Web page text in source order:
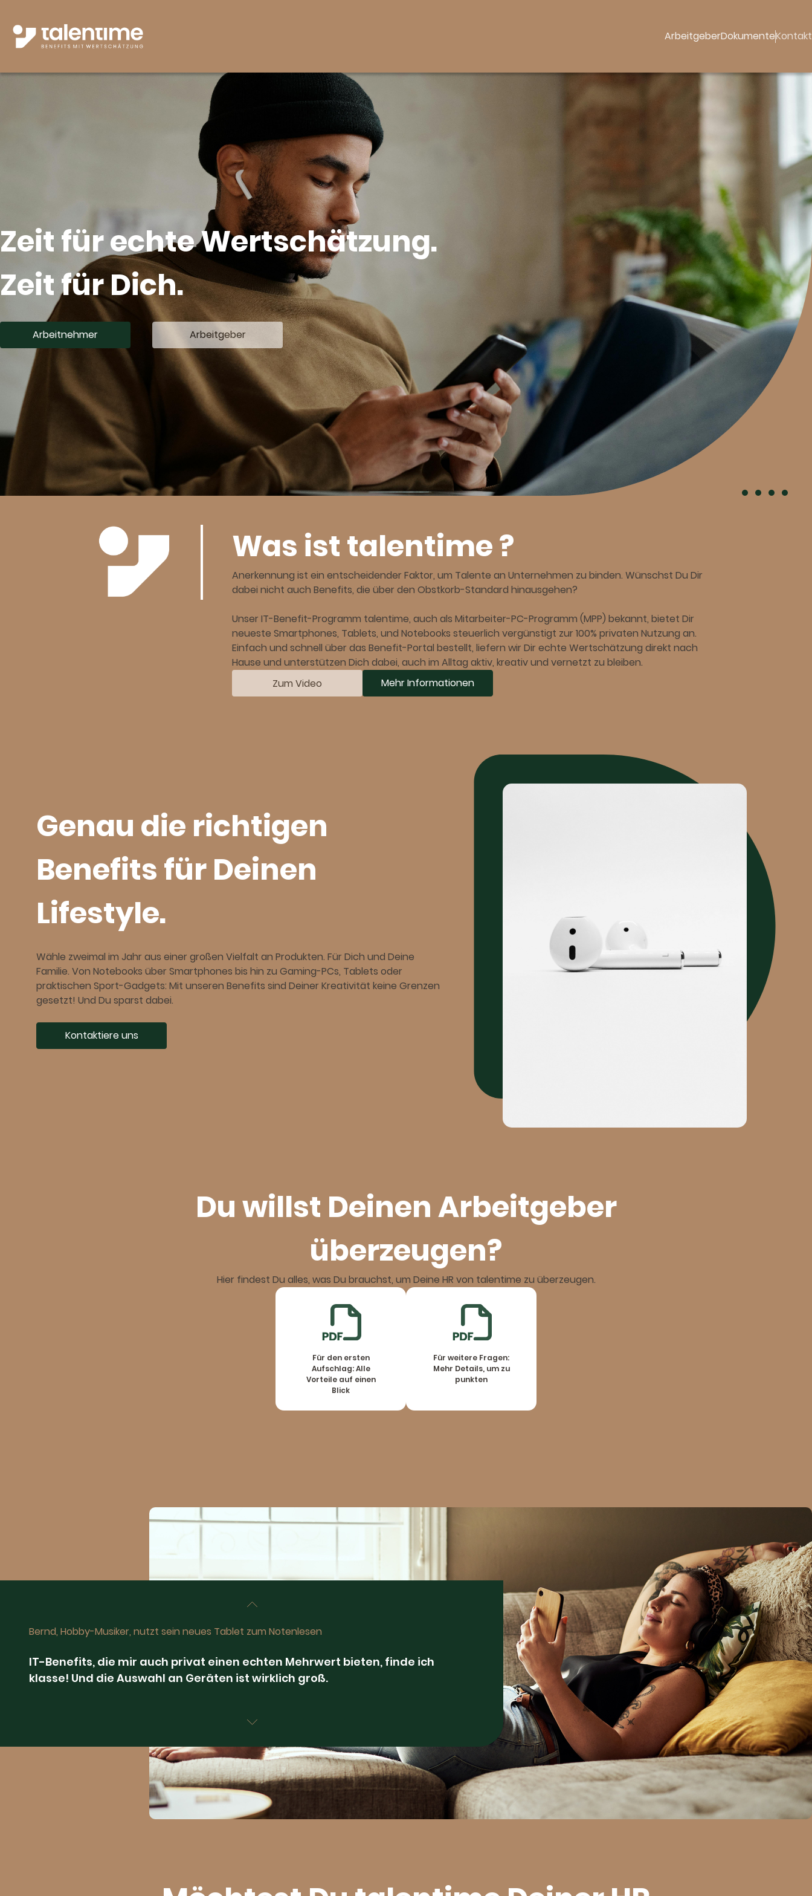
ArbeitgeberDokumenteKontakt
Zeit für echte Wertschätzung.
Zeit für Dich.
Arbeitnehmer Arbeitgeber
Was ist talentime ?
Anerkennung ist ein entscheidender Faktor, um Talente an Unternehmen zu binden. Wünschst Du Dir
dabei nicht auch Benefits, die über den Obstkorb-Standard hinausgehen?
Unser IT-Benefit-Programm talentime, auch als Mitarbeiter-PC-Programm (MPP) bekannt, bietet Dir
neueste Smartphones, Tablets, und Notebooks steuerlich vergünstigt zur 100% privaten Nutzung an.
Einfach und schnell über das Benefit-Portal bestellt, liefern wir Dir echte Wertschätzung direkt nach
Hause und unterstützen Dich dabei, auch im Alltag aktiv, kreativ und vernetzt zu bleiben.
Zum Video
Mehr Informationen
Genau die richtigen
Benefits für Deinen
Lifestyle.
Wähle zweimal im Jahr aus einer großen Vielfalt an Produkten. Für Dich und Deine
Familie. Von Notebooks über Smartphones bis hin zu Gaming-PCs, Tablets oder
praktischen Sport-Gadgets: Mit unseren Benefits sind Deiner Kreativität keine Grenzen
gesetzt! Und Du sparst dabei.
Kontaktiere uns
Du willst Deinen Arbeitgeber
überzeugen?
Hier findest Du alles, was Du brauchst, um Deine HR von talentime zu überzeugen.
Für den ersten
Aufschlag: Alle
Vorteile auf einen
Blick
Für weitere Fragen:
Mehr Details, um zu
punkten
Bernd, Hobby-Musiker, nutzt sein neues Tablet zum Notenlesen
IT-Benefits, die mir auch privat einen echten Mehrwert bieten, finde ich
klasse! Und die Auswahl an Geräten ist wirklich groß.
gleich noch passende Kopfhörer gegönnt
Niklas, Hobby-Sportler, joggt am liebsten mit seinem neuen Fitness-Tracker
Weniger Elektroschrott in der der Schublade und dazu ein Programm das